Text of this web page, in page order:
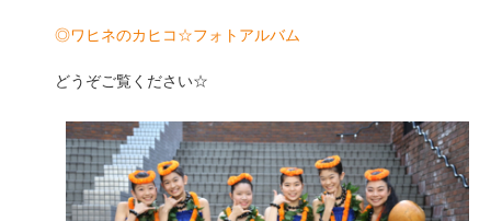
◎ワヒネのカヒコ☆フォトアルバム
どうぞご覧ください☆